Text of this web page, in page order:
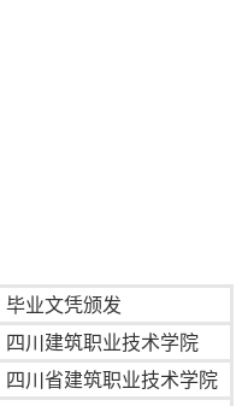
毕业文凭颁发
四川建筑职业技术学院
四川省建筑职业技术学院